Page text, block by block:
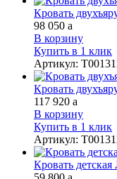
Кровать
98 050 a
В корзину
Купить в 1 клик
Артикул:
Кровать
117 920 a
В корзину
Купить в 1 клик
Артикул:
Кровать